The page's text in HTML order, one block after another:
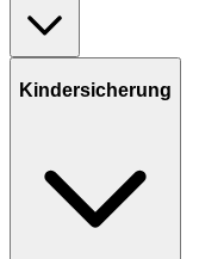
Kindersicherung